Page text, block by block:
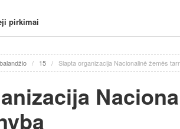
pirkimai
balandžio / 15 / Slapta organizacija Nacionalinė žemės